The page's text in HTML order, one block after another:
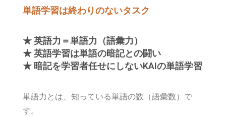
単語学習は終わりのないタスク
★ 英語力＝単語力（語彙力）
★ 英語学習は単語の暗記との闘い
★ 暗記を学習者任せにしないKAIの単語学習
単語力とは、知っている単語の数（語彙数）で
す。